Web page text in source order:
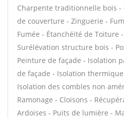
Charpente traditionnelle bois -
de couverture - Zinguerie -
Fumée - Étanchéité de Toiture
Surélévation structure bois -
Peinture de façade - Isolation
de façade - Isolation
Isolation des combles non
Ramonage - Cloisons -
Ardoises - Puits de lumière -